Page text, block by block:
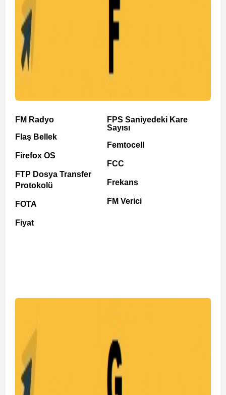
FM Radyo
Flaş Bellek
Firefox OS
FTP Dosya Transfer
Protokolü
FOTA
Fiyat
FPS Saniyedeki Kare
Sayısı
Femtocell
FCC
Frekans
FM Verici